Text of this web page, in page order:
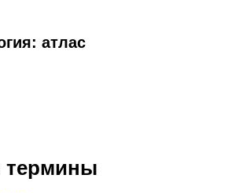
атлас
термины